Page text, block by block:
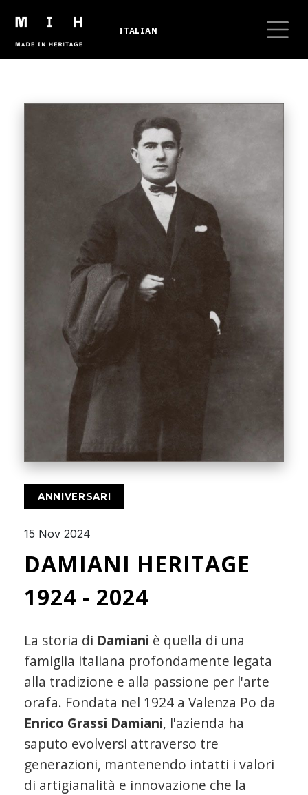
ITALIAN
ANNIVERSARI
15 Nov 2024
DAMIANI HERITAGE
1924 - 2024
La storia di Damiani è quella di una
famiglia italiana profondamente legata
alla tradizione e alla passione per l'arte
orafa. Fondata nel 1924 a Valenza Po da
Enrico Grassi Damiani, l'azienda ha
saputo evolversi attraverso tre
generazioni, mantenendo intatti i valori
di artigianalità e innovazione che la